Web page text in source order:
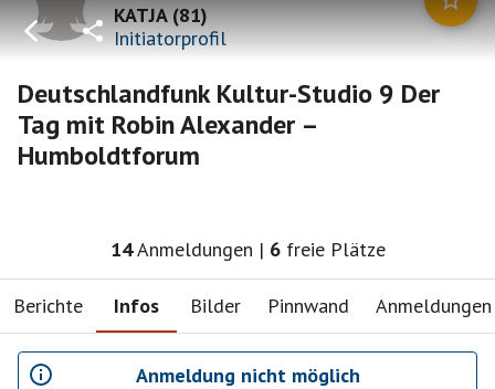
KATJA(81)
Initiatorprofil
Deutschlandfunk Kultur-Studio 9 Der
Tag mit Robin Alexander –
Humboldtforum
14Anmeldungen | 6 freie Plätze
Berichte Infos Bilder Pinnwand Anmeldungen
Anmeldung nicht möglich